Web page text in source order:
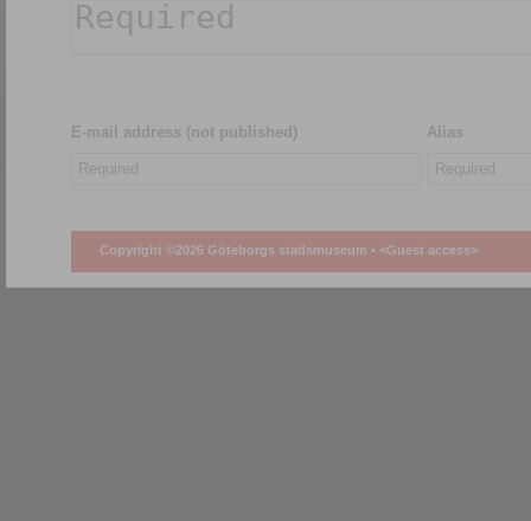
E-mail address (not published) Alias
Copyright ©2026 Göteborgs stadsmuseum • <Guest access>